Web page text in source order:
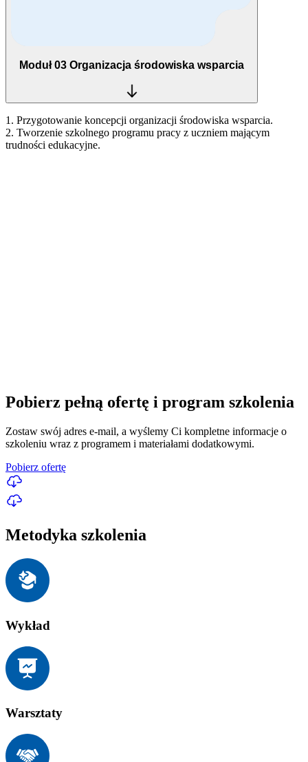
Moduł 03 Organizacja środowiska wsparcia
1. Przygotowanie koncepcji organizacji środowiska wsparcia.
2. Tworzenie szkolnego programu pracy z uczniem mającym
trudności edukacyjne.
Pobierz pełną ofertę i program szkolenia
Zostaw swój adres e-mail, a wyślemy Ci kompletne informacje o
szkoleniu wraz z programem i materiałami dodatkowymi.
Pobierz ofertę
Metodyka szkolenia
Wykład
Warsztaty